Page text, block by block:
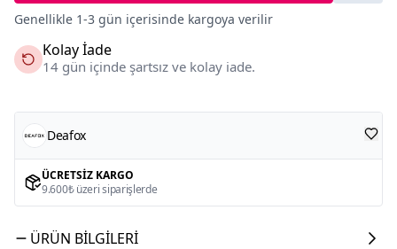
Genellikle 1-3 gün içerisinde kargoya verilir
Kolay İade
14 gün içinde şartsız ve kolay iade.
Deafox
ÜCRETSIZ KARGO
9.600₺ üzeri siparişlerde
ÜRÜN BILGILERI